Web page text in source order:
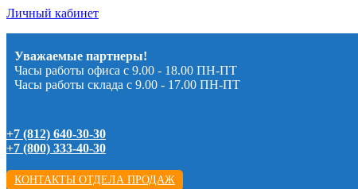
Личный кабинет
Уважаемые партнеры!
Часы работы офиса с 9.00 - 18.00 ПН-ПТ
Часы работы склада с 9.00 - 17.00 ПН-ПТ
+7 (812) 640-30-30
+7 (800) 333-40-30
КОНТАКТЫ ОТДЕЛА ПРОДАЖ